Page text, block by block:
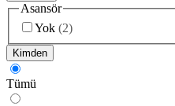
Asansör
Yok (2)
Kimden
Tümü